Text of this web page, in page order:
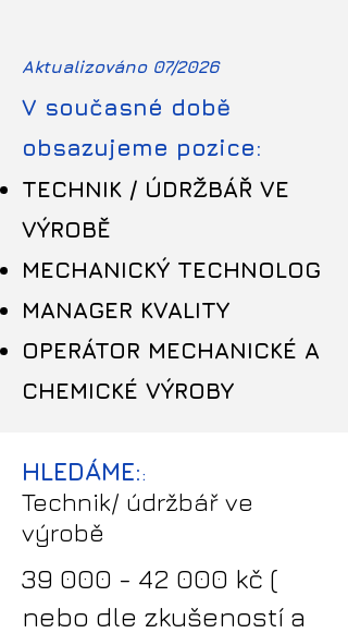
Aktualizováno 07/2026
V současné době
obsazujeme pozice:
TECHNIK / ÚDRŽBÁŘ VE
VÝROBĚ
MECHANICKÝ TECHNOLOG
MANAGER KVALITY
OPERÁTOR MECHANICKÉ A
CHEMICKÉ VÝROBY
HLEDÁME::
Technik/ údržbář ve
výrobě
39 000 - 42 000 kč (
nebo dle zkušeností a